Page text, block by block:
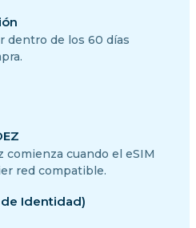
dentro de los 60 días
comienza cuando el eSIM
red compatible.
Identidad)